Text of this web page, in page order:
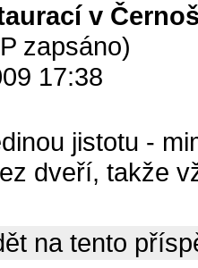
v
zapsáno)
17:38
jistotu -
dveří, takže
na tento